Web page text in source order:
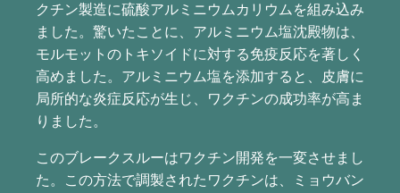
クチン製造に硫酸アルミニウムカリウムを組み込み
ました。驚いたことに、アルミニウム塩沈殿物は、
モルモットのトキソイドに対する免疫反応を著しく
高めました。アルミニウム塩を添加すると、皮膚に
局所的な炎症反応が生じ、ワクチンの成功率が高ま
りました。
このブレークスルーはワクチン開発を一変させまし
た。この方法で調製されたワクチンは、ミョウバン